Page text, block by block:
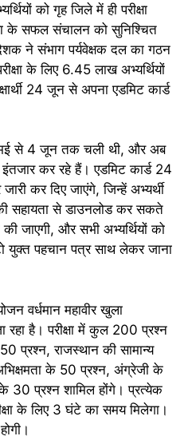
को गृह जिले में ही परीक्षा
के सफल संचालन को सुनिश्चित
ने संभाग पर्यवेक्षक दल का गठन
के लिए 6.45 लाख अभ्यर्थियों
24 जून से अपना एडमिट कार्ड
से 4 जून तक चली थी, और अब
इंतजार कर रहे हैं। एडमिट कार्ड 24
कर दिए जाएंगे, जिन्हें अभ्यर्थी
सहायता से डाउनलोड कर सकते
जाएगी, और सभी अभ्यर्थियों को
युक्त पहचान पत्र साथ लेकर जाना
वर्धमान महावीर खुला
जा रहा है। परीक्षा में कुल 200 प्रश्न
प्रश्न, राजस्थान की सामान्य
के 50 प्रश्न, अंग्रेजी के
30 प्रश्न शामिल होंगे। प्रत्येक
के लिए 3 घंटे का समय मिलेगा।